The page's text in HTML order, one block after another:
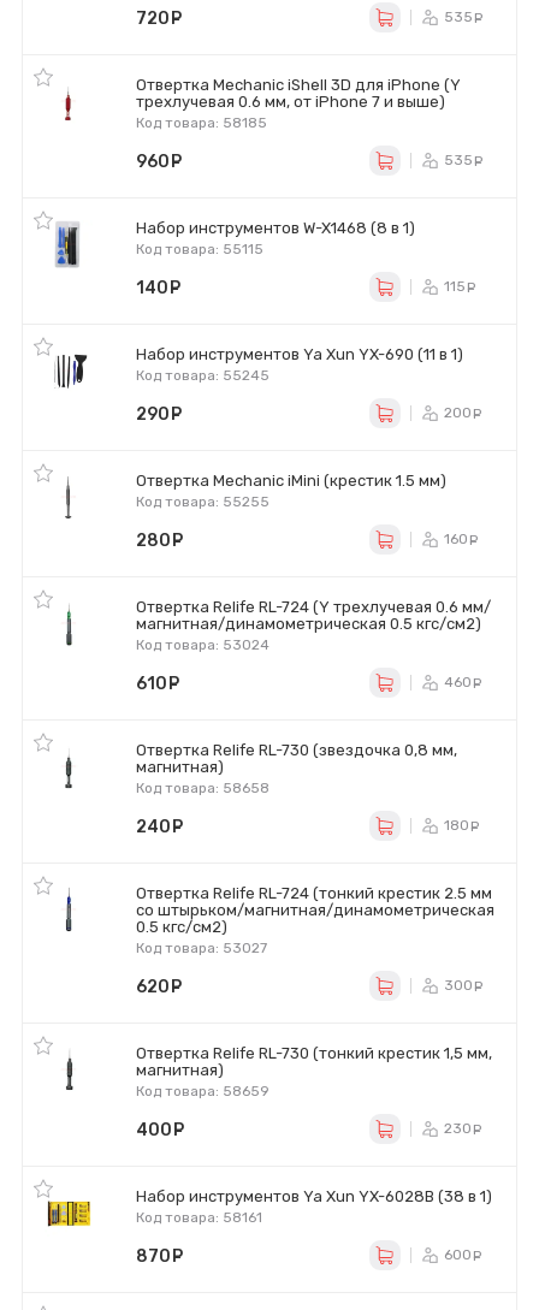
720 535
Отвертка Mechanic iShell 3D для iPhone (Y
трехлучевая 0.6 мм, от iPhone 7 и выше)
Код товара: 58185
960 535
Набор инструментов W-X1468 (8 в 1)
Код товара: 55115
140 115
Набор инструментов Ya Xun YX-690 (11 в 1)
Код товара: 55245
290 200
Отвертка Mechanic iMini (крестик 1.5 мм)
Код товара: 55255
280 160
Отвертка Relife RL-724 (Y трехлучевая 0.6 мм/
магнитная/динамометрическая 0.5 кгс/см2)
Код товара: 53024
610 460
Отвертка Relife RL-730 (звездочка 0,8 мм,
магнитная)
Код товара: 58658
240 180
Отвертка Relife RL-724 (тонкий крестик 2.5 мм
со штырьком/магнитная/динамометрическая
0.5 кгс/см2)
Код товара: 53027
620 300
Отвертка Relife RL-730 (тонкий крестик 1,5 мм,
магнитная)
Код товара: 58659
400 230
Набор инструментов Ya Xun YX-6028B (38 в 1)
Код товара: 58161
870 600